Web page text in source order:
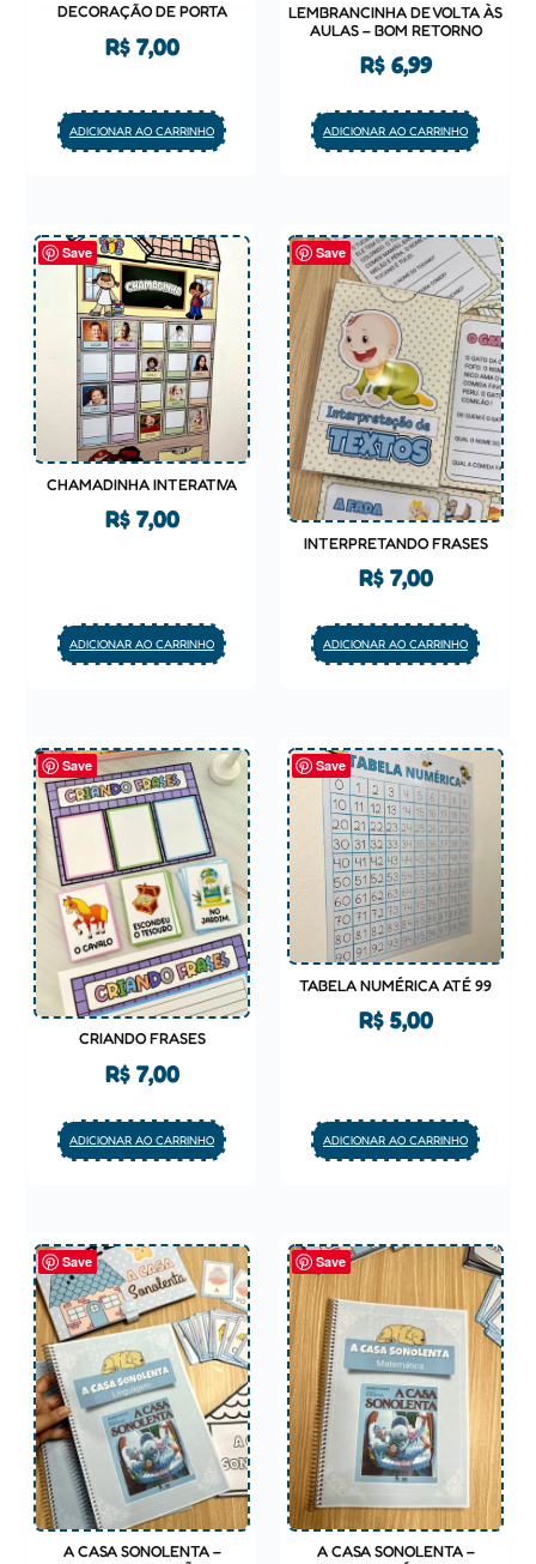
DECORAÇÃO DE PORTA
R$7,00
ADICIONAR AO CARRINHO
LEMBRANCINHA DE VOLTA ÀS
AULAS – BOM RETORNO
R$6,99
ADICIONAR AO CARRINHO
Save
CHAMADINHA INTERATIVA
R$7,00
ADICIONAR AO CARRINHO
Save
INTERPRETANDO FRASES
R$7,00
ADICIONAR AO CARRINHO
Save
CRIANDO FRASES
R$7,00
ADICIONAR AO CARRINHO
Save
TABELA NUMÉRICA ATÉ 99
R$5,00
ADICIONAR AO CARRINHO
Save
A CASA SONOLENTA –
Save
A CASA SONOLENTA –